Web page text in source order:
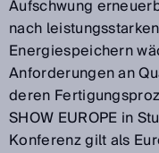
Aufschwung
nach
Energiespeichern
Anforderungen an
deren
SHOW EUROPE in
Konferenz gilt als